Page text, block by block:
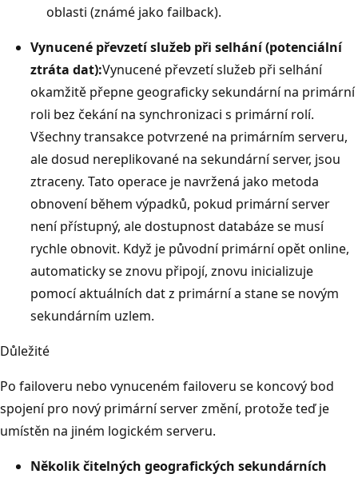
oblasti (známé jako failback).
Vynucené převzetí služeb při selhání (potenciální
ztráta dat):Vynucené převzetí služeb při selhání
okamžitě přepne geograficky sekundární na primární
roli bez čekání na synchronizaci s primární rolí.
Všechny transakce potvrzené na primárním serveru,
ale dosud nereplikované na sekundární server, jsou
ztraceny. Tato operace je navržená jako metoda
obnovení během výpadků, pokud primární server
není přístupný, ale dostupnost databáze se musí
rychle obnovit. Když je původní primární opět online,
automaticky se znovu připojí, znovu inicializuje
pomocí aktuálních dat z primární a stane se novým
sekundárním uzlem.
Důležité
Po failoveru nebo vynuceném failoveru se koncový bod
spojení pro nový primární server změní, protože teď je
umístěn na jiném logickém serveru.
Několik čitelných geografických sekundárních